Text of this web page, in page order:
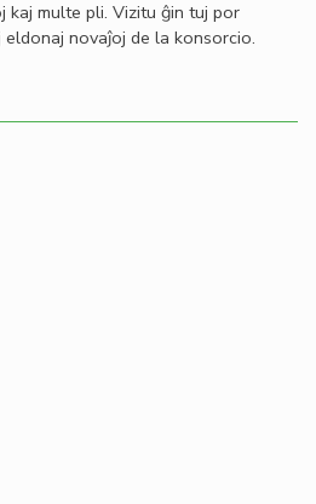
kaj multe pli. Vizitu ĝin tuj por
novaĵoj de la konsorcio.